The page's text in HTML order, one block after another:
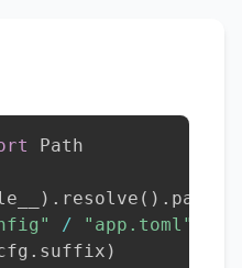
Path
) . resolve ( ) . parent
/
"app.toml"
. suffix )